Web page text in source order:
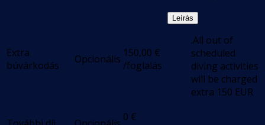
Extra
búvárkodás
Opcionális 150,00 €
/foglalás
Leírás
.All out of
scheduled
diving activities
will be charged
extra 150 EUR
0 €